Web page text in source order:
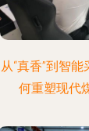
从“真香”到智
何重塑现代